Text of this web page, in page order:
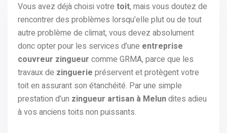
Vous avez déjà choisi votre toit, mais vous doutez de
rencontrer des problèmes lorsqu’elle plut ou de tout
autre problème de climat, vous devez absolument
donc opter pour les services d’une entreprise
couvreur zingueur comme GRMA, parce que les
travaux de zinguerie préservent et protègent votre
toit en assurant son étanchéité. Par une simple
prestation d’un zingueur artisan à Melundites adieu
à vos anciens toits non puissants.